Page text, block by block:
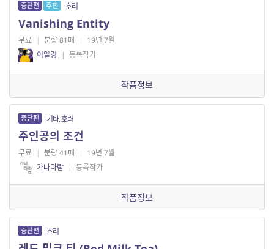
중단편 추천 호러
Vanishing Entity
무료 | 분량 81매 | 19년 7월
이일경
| 등록작가
작품정보
중단편 기타, 호러
주인공의 조건
무료 | 분량 41매 | 19년 7월
가나다람 | 등록작가
작품정보
중단편 호러